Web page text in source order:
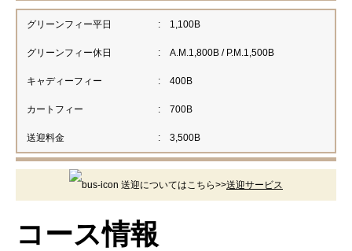
グリーンフィー平日 : 1,100B
グリーンフィー休日 : A.M.1,800B / P.M.1,500B
キャディーフィー : 400B
カートフィー : 700B
送迎料金 : 3,500B
送迎についてはこちら>>送迎サービス
コース情報